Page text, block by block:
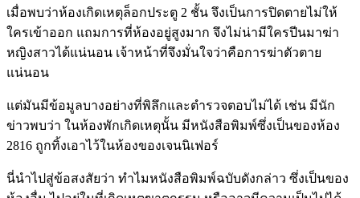
เมื่อพบว่าห้องเกิดเหตุล็อกประตู 2 ชั้น จึงเป็นการปิดตายไม่ให้
ใครเข้าออก แถมการที่ห้องอยู่สูงมาก จึงไม่น่ามีใครปีนมาฆ่า
หญิงสาวได้แน่นอน เจ้าหน้าที่จึงมั่นใจว่าคือการฆ่าตัวตาย
แน่นอน
แต่มันมีข้อมูลบางอย่างที่พิลึกและตำรวจตอบไม่ได้ เช่น มีนัก
ข่าวพบว่า ในห้องพักเกิดเหตุนั้น มีหนังสือพิมพ์ซึ่งเป็นของห้อง
2816 ถูกทิ้งเอาไว้ในห้องของเจนนิเฟอร์
นี่นำไปสู่ข้อสงสัยว่า ทำไมหนังสือพิมพ์ฉบับดังกล่าว ซึ่งเป็นของ